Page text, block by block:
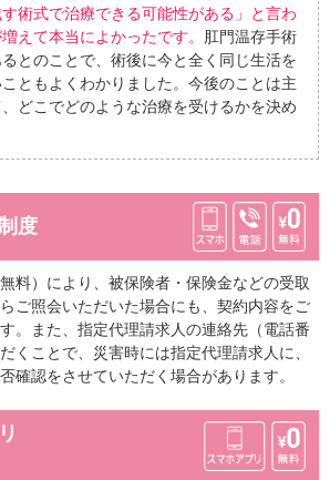
す術式で治療できる可能性がある」と言わ
えて本当によかったです。
肛門温存手術
とのことで、術後に今と全く同じ生活を
ともよくわかりました。今後のことは主
どこでどのような治療を受けるかを決め
度
料）により、被保険者・保険金などの受取
ご照会いただいた場合にも、契約内容をご
。また、指定代理請求人の連絡先（電話番
くことで、災害時には指定代理請求人に、
確認をさせていただく場合があります。